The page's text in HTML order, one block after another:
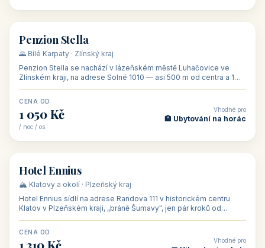
🏡 penzion
Penzion Stella
🌄 Bílé Karpaty · Zlínský kraj
Penzion Stella se nachází v lázeňském městě Luhačovice ve
Zlínském kraji, na adrese Solné 1010 — asi 500 m od centra a 1
CENA OD
1 050 Kč
/ noc / os.
Vhodné pro
🏨 Ubytování na horác
🏨 hotel
Hotel Ennius
🏔️ Klatovy a okolí · Plzeňský kraj
Hotel Ennius sídlí na adrese Randova 111 v historickém centru
Klatov v Plzeňském kraji, „bráně Šumavy", jen pár kroků od
CENA OD
1 310 Kč Vhodné pro